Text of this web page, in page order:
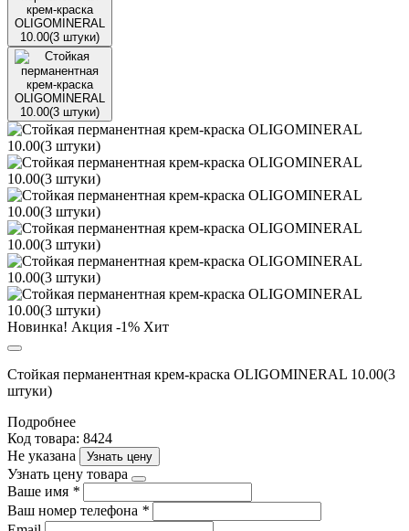
Новинка! Акция -1% Хит
Стойкая перманентная крем-краска OLIGOMINERAL 10.00(3
штуки)
Подробнее
Код товара: 8424
Не указана
Узнать цену
Узнать цену товара
Ваше имя *
Ваш номер телефона *